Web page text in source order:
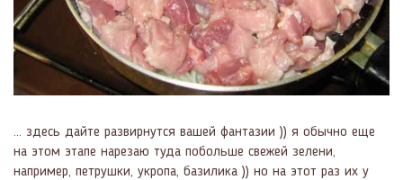
... здесь дайте развирнутся вашей фантазии )) я обычно еще
на этом этапе нарезаю туда побольше свежей зелени,
например, петрушки, укропа, базилика )) но на этот раз их у